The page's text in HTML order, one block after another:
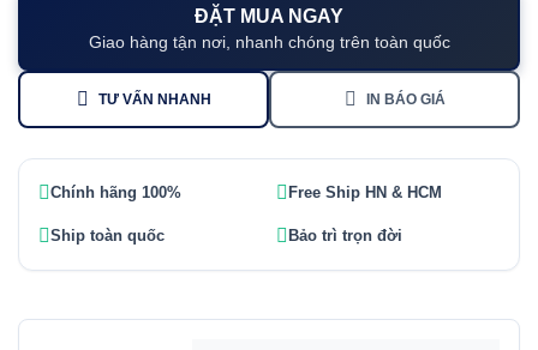
ĐẶT MUA NGAY
Giao hàng tận nơi, nhanh chóng trên toàn quốc
TƯ VẤN NHANH IN BÁO GIÁ
Chính hãng 100% Free Ship HN & HCM
Ship toàn quốc Bảo trì trọn đời